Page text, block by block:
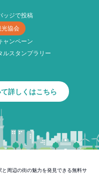
ッジで投稿
協会
ャンペーン
ルスタンプラリー
詳しくはこちら
周辺の街の魅力を発見できる無料サ